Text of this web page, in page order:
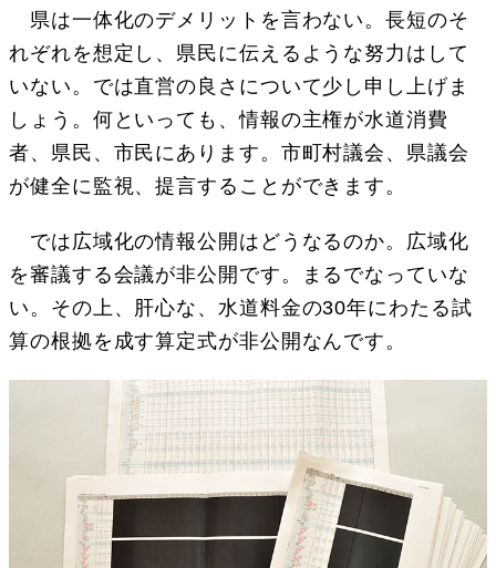
県は一体化のデメリットを言わない。長短のそ
れぞれを想定し、県民に伝えるような努力はして
いない。では直営の良さについて少し申し上げま
しょう。何といっても、情報の主権が水道消費
者、県民、市民にあります。市町村議会、県議会
が健全に監視、提言することができます。
では広域化の情報公開はどうなるのか。広域化
を審議する会議が非公開です。まるでなっていな
い。その上、肝心な、水道料金の30年にわたる試
算の根拠を成す算定式が非公開なんです。